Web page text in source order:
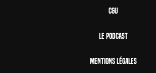
CGU
Le Podcast
Mentions Légales